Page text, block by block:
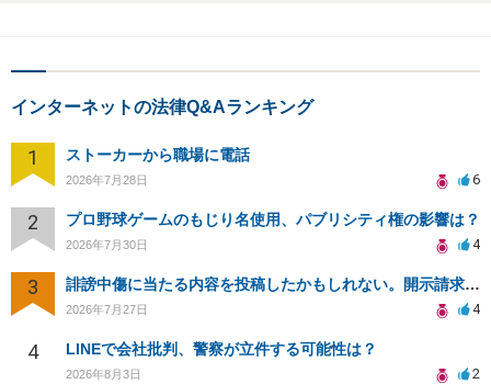
インターネットの法律Q&Aランキング
1 ストーカーから職場に電話
2026年7月28日 6
2 プロ野球ゲームのもじり名使用、パブリシティ権の影響は？
2026年7月30日 4
3 誹謗中傷に当たる内容を投稿したかもしれない。開示請求や民事刑事裁判に発展しうるのか教えて欲しい。
2026年7月27日 4
4 LINEで会社批判、警察が立件する可能性は？
2026年8月3日 2